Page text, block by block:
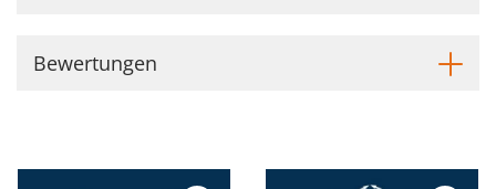
Bewertungen